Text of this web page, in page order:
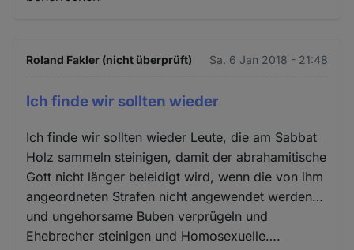
Roland Fakler (nicht überprüft) Sa. 6 Jan 2018 - 21:48
Ich finde wir sollten wieder
Ich finde wir sollten wieder Leute, die am Sabbat
Holz sammeln steinigen, damit der abrahamitische
Gott nicht länger beleidigt wird, wenn die von ihm
angeordneten Strafen nicht angewendet werden…
und ungehorsame Buben verprügeln und
Ehebrecher steinigen und Homosexuelle….